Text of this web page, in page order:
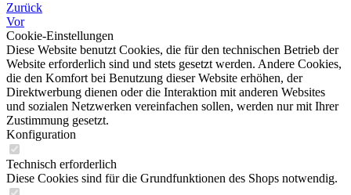
Zurück
Vor
Cookie-Einstellungen
Diese Website benutzt Cookies, die für den technischen Betrieb der
Website erforderlich sind und stets gesetzt werden. Andere Cookies,
die den Komfort bei Benutzung dieser Website erhöhen, der
Direktwerbung dienen oder die Interaktion mit anderen Websites
und sozialen Netzwerken vereinfachen sollen, werden nur mit Ihrer
Zustimmung gesetzt.
Konfiguration
Technisch erforderlich
Diese Cookies sind für die Grundfunktionen des Shops notwendig.